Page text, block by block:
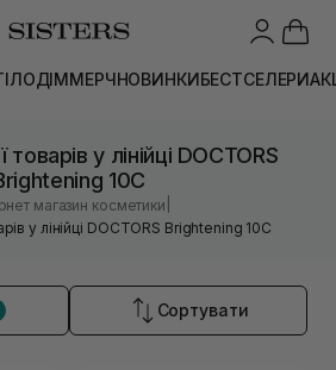
ДІММЕРЧНОВИНКИБЕСТСЕЛЕРИ
товарів у лінійці DOCTORS
10C
магазин косметики
у лінійці DOCTORS Brightening 10C
Сортувати